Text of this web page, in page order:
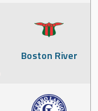
Boston River